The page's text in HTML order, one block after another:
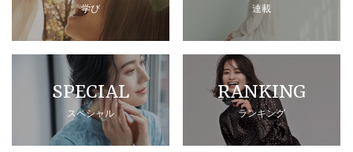
学び 連載
SPECIAL
スペシャル
RANKING
ランキング